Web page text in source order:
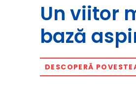
Un viitor
bază
DESCOPERĂ